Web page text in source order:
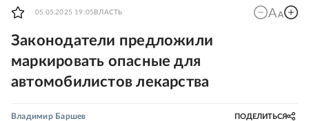
05.05.2025 19:05 ВЛАСТЬ
Законодатели предложили
маркировать опасные для
автомобилистов лекарства
Владимир Баршев ПОДЕЛИТЬСЯ